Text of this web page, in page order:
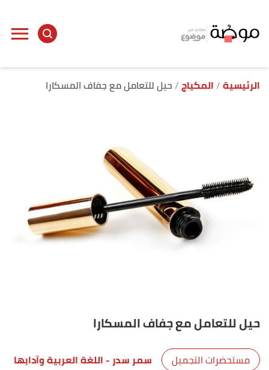
الرئيسية المكياج حيل للتعامل مع جفاف المسكارا
حيل للتعامل مع جفاف المسكارا
مستحضرات التجميل سمر سدر- اللغة العربية وآدابها